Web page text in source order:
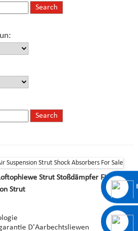
Strut Stoßdämpfer Fir Verkaf
Strut
D'Aarbechtsliewen